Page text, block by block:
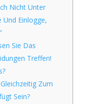
Nicht Unter
Und Einlogge,
Sie Das
Treffen!
Zum
Sein?